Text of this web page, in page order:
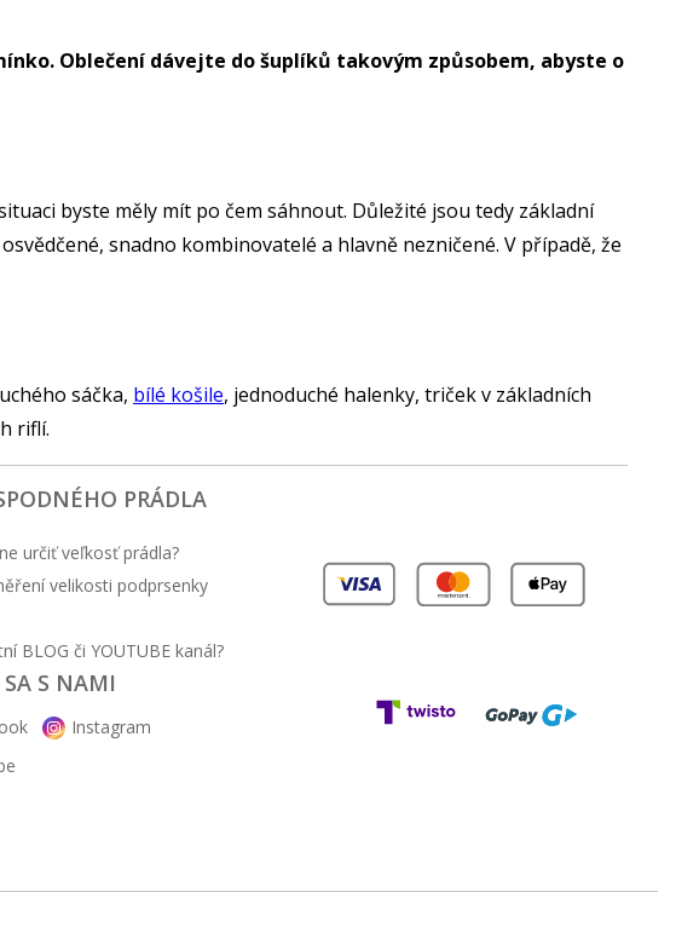
Oblečení dávejte do šuplíků takovým způsobem, abyste o
byste měly mít po čem sáhnout. Důležité jsou tedy základní
snadno kombinovatelé a hlavně nezničené. V případě, že
sáčka, bílé košile, jednoduché halenky, triček v základních
riflí.
PRÁDLA
určiť veľkosť prádla?
velikosti podprsenky
BLOG či YOUTUBE kanál?
SA S NAMI
Instagram